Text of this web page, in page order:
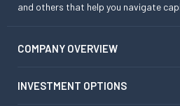
and others that help you navigate
COMPANY OVERVIEW
INVESTMENT OPTIONS